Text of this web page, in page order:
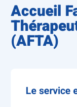
Accueil
(AFTA)
Le service